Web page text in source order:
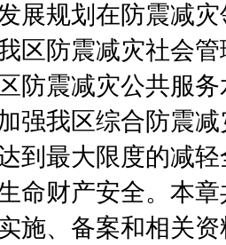
展规划在防震减
区防震减灾社会
防震减灾公共服
强我区综合防震
到最大限度的减
命财产安全。本
施、备案和相关